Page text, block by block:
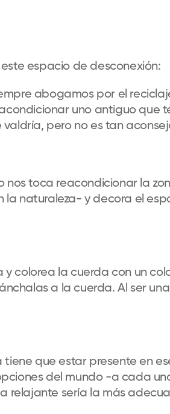
espacio de desconexión:
abogamos por el
uno antiguo que
pero no es tan
nos toca reacondicionar la
naturaleza- y decora el
colorea la cuerda con un
a la cuerda. Al ser
tiene que estar presente en
del mundo -a cada
relajante sería la más